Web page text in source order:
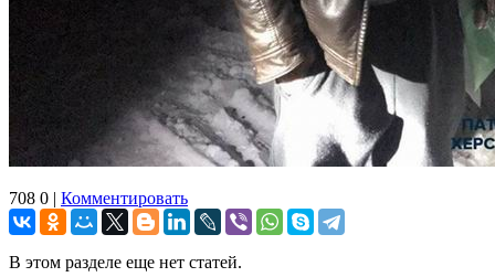
708 0 | Комментировать
В этом разделе еще нет статей.